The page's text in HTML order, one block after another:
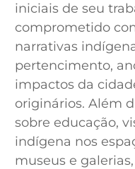
iniciais de seu
comprometido
narrativas
pertencimento,
impactos da
originários. Além
sobre educação,
indígena nos
museus e